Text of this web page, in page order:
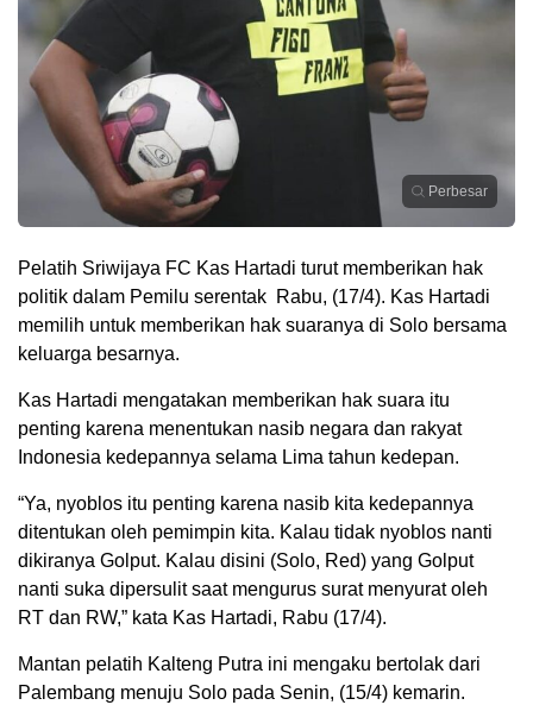
Perbesar
Pelatih Sriwijaya FC Kas Hartadi turut memberikan hak
politik dalam Pemilu serentak Rabu, (17/4). Kas Hartadi
memilih untuk memberikan hak suaranya di Solo bersama
keluarga besarnya.
Kas Hartadi mengatakan memberikan hak suara itu
penting karena menentukan nasib negara dan rakyat
Indonesia kedepannya selama Lima tahun kedepan.
“Ya, nyoblos itu penting karena nasib kita kedepannya
ditentukan oleh pemimpin kita. Kalau tidak nyoblos nanti
dikiranya Golput. Kalau disini (Solo, Red) yang Golput
nanti suka dipersulit saat mengurus surat menyurat oleh
RT dan RW,” kata Kas Hartadi, Rabu (17/4).
Mantan pelatih Kalteng Putra ini mengaku bertolak dari
Palembang menuju Solo pada Senin, (15/4) kemarin.